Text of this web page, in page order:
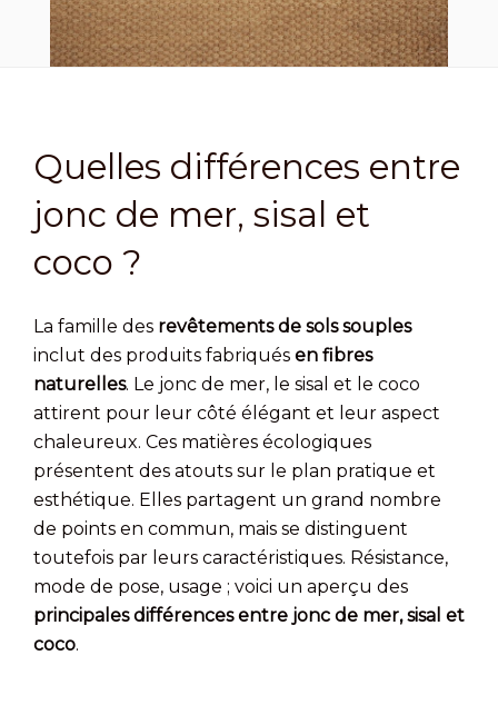
Quelles différences entre
jonc de mer, sisal et
coco ?
La famille des revêtements de sols souples
inclut des produits fabriqués en fibres
naturelles. Le jonc de mer, le sisal et le coco
attirent pour leur côté élégant et leur aspect
chaleureux. Ces matières écologiques
présentent des atouts sur le plan pratique et
esthétique. Elles partagent un grand nombre
de points en commun, mais se distinguent
toutefois par leurs caractéristiques. Résistance,
mode de pose, usage ; voici un aperçu des
principales différences entre jonc de mer, sisal et
coco.